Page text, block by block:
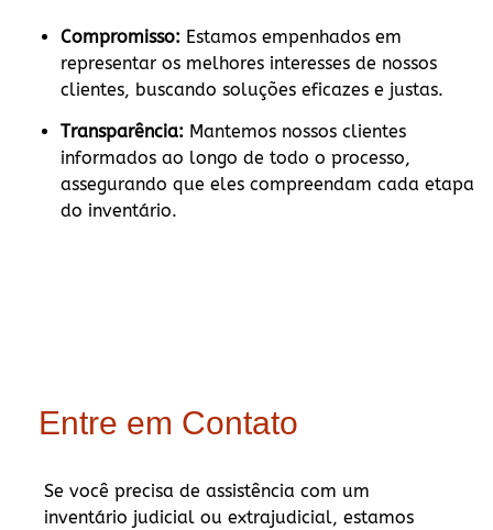
Compromisso: Estamos empenhados em
representar os melhores interesses de nossos
clientes, buscando soluções eficazes e justas.
Transparência: Mantemos nossos clientes
informados ao longo de todo o processo,
assegurando que eles compreendam cada etapa
do inventário.
Entre em Contato
Se você precisa de assistência com um
inventário judicial ou extrajudicial, estamos